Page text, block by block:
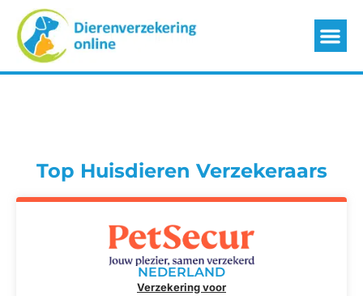
Top Huisdieren Verzekeraars
NEDERLAND
Verzekering voor